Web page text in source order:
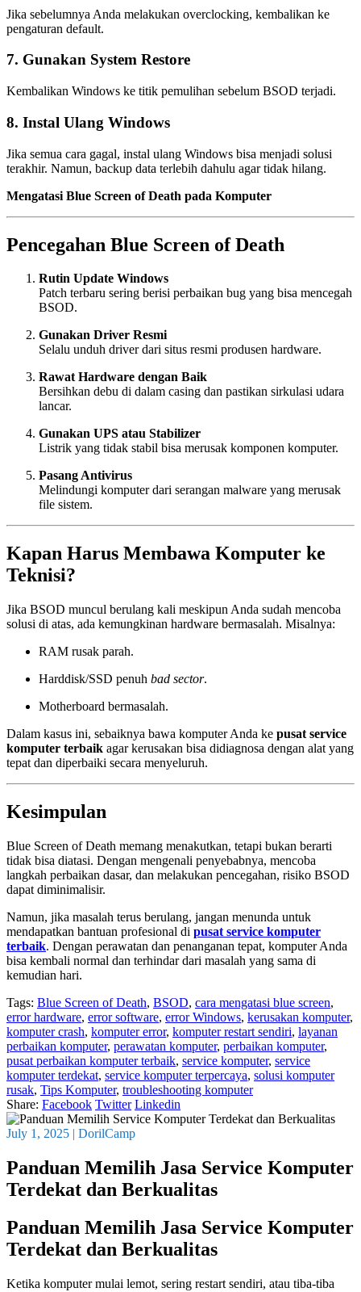
Jika sebelumnya Anda melakukan overclocking, kembalikan ke
pengaturan default.
7. Gunakan System Restore
Kembalikan Windows ke titik pemulihan sebelum BSOD terjadi.
8. Instal Ulang Windows
Jika semua cara gagal, instal ulang Windows bisa menjadi solusi
terakhir. Namun, backup data terlebih dahulu agar tidak hilang.
Mengatasi Blue Screen of Death pada Komputer
Pencegahan Blue Screen of Death
Rutin Update Windows
Patch terbaru sering berisi perbaikan bug yang bisa mencegah
BSOD.
Gunakan Driver Resmi
Selalu unduh driver dari situs resmi produsen hardware.
Rawat Hardware dengan Baik
Bersihkan debu di dalam casing dan pastikan sirkulasi udara
lancar.
Gunakan UPS atau Stabilizer
Listrik yang tidak stabil bisa merusak komponen komputer.
Pasang Antivirus
Melindungi komputer dari serangan malware yang merusak
file sistem.
Kapan Harus Membawa Komputer ke
Teknisi?
Jika BSOD muncul berulang kali meskipun Anda sudah mencoba
solusi di atas, ada kemungkinan hardware bermasalah. Misalnya:
RAM rusak parah.
Harddisk/SSD penuh bad sector.
Motherboard bermasalah.
Dalam kasus ini, sebaiknya bawa komputer Anda ke pusat service
komputer terbaik agar kerusakan bisa didiagnosa dengan alat yang
tepat dan diperbaiki secara menyeluruh.
Kesimpulan
Blue Screen of Death memang menakutkan, tetapi bukan berarti
tidak bisa diatasi. Dengan mengenali penyebabnya, mencoba
langkah perbaikan dasar, dan melakukan pencegahan, risiko BSOD
dapat diminimalisir.
Namun, jika masalah terus berulang, jangan menunda untuk
mendapatkan bantuan profesional di pusat service komputer
terbaik. Dengan perawatan dan penanganan tepat, komputer Anda
bisa kembali normal dan terhindar dari masalah yang sama di
kemudian hari.
Tags: Blue Screen of Death, BSOD, cara mengatasi blue screen,
error hardware, error software, error Windows, kerusakan komputer,
komputer crash, komputer error, komputer restart sendiri, layanan
perbaikan komputer, perawatan komputer, perbaikan komputer,
pusat perbaikan komputer terbaik, service komputer, service
komputer terdekat, service komputer terpercaya, solusi komputer
rusak, Tips Komputer, troubleshooting komputer
Share: Facebook Twitter Linkedin
July 1, 2025 | DorilCamp
Panduan Memilih Jasa Service Komputer
Terdekat dan Berkualitas
Panduan Memilih Jasa Service Komputer
Terdekat dan Berkualitas
Ketika komputer mulai lemot, sering restart sendiri, atau tiba-tiba